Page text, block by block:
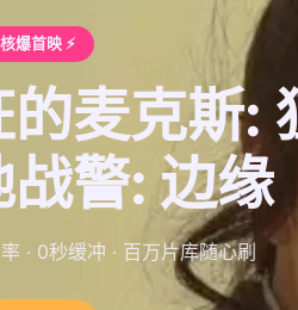
爆首映 ⚡
的麦克斯:
战警: 边缘
· 0秒缓冲 · 百万片库随心刷